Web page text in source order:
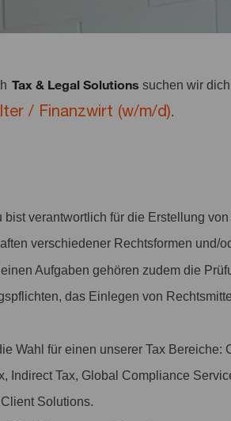
Tax & Legal Solutions suchen wir
/ Finanzwirt (w/m/d).
bist verantwortlich für die Erstellung
verschiedener Rechtsformen und/
Aufgaben gehören zudem die
das Einlegen von
Wahl für einen unserer Tax Bereiche:
Indirect Tax, Global Compliance
Solutions.